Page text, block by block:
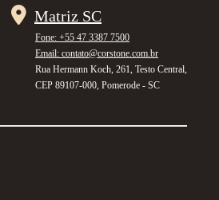
Matriz SC
Fone: +55 47 3387 7500
Email: contato@corstone.com.br
Rua Hermann Koch, 261, Testo Central,
CEP 89107-000, Pomerode - SC